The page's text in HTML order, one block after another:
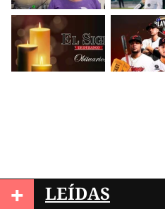
+ LEÍDAS